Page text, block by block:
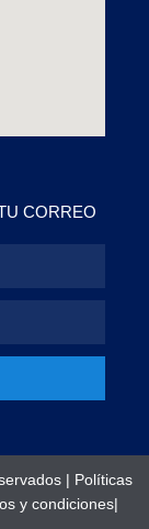
CORREO
| Políticas
y condiciones|